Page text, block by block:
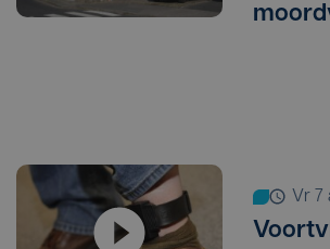
vr